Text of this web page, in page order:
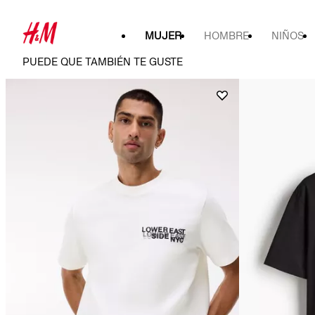
MUJER HOMBRE NIÑOS
PUEDE QUE TAMBIÉN TE GUSTE